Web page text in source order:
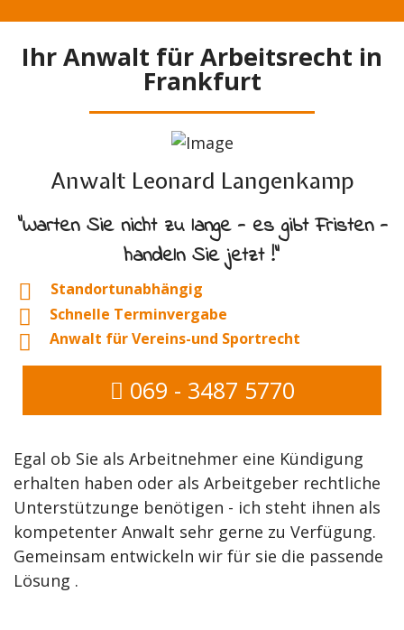
Ihr Anwalt für Arbeitsrecht in
Frankfurt
Anwalt Leonard Langenkamp
"Warten Sie nicht zu lange - es gibt Fristen -
handeln Sie jetzt !"
Standortunabhängig
Schnelle Terminvergabe
Anwalt für Vereins-und Sportrecht
069 - 3487 5770
Egal ob Sie als Arbeitnehmer eine Kündigung
erhalten haben oder als Arbeitgeber rechtliche
Unterstützunge benötigen - ich steht ihnen als
kompetenter Anwalt sehr gerne zu Verfügung.
Gemeinsam entwickeln wir für sie die passende
Lösung .